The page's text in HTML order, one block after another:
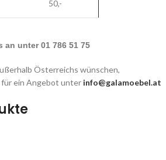
50,-
an unter 01 786 51 75
Österreichs wünschen,
ein Angebot unter info@galamoebel.at